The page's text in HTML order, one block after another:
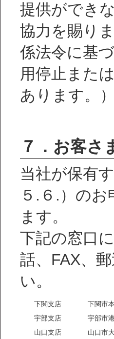
提供ができ
協力を賜り
係法令に基
用停止また
あります。）
７．お客さ
当社が保有
５.６.）の
ます。
下記の窓口
話、FAX、
い。
下関支店 下関市
宇部支店
宇部市
山口支店
山口市